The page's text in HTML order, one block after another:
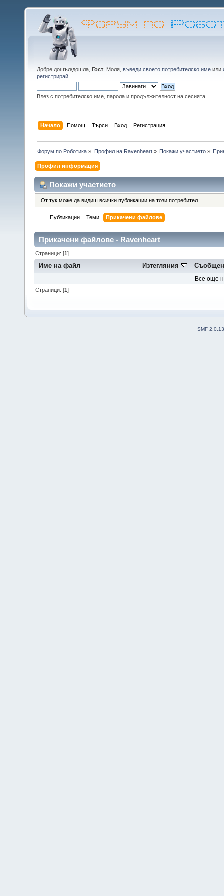
Добре дошъл/дошла, Гост . Моля, въведи своето потребителско име или
регистрирай
Влез с потребителско име, парола и продължителност на сесията
Начало Помощ Търси Вход Регистрация
Форум по Роботика » Профил на Ravenheart» Покажи участието»
Профил информация
Покажи участието
От тук може да видиш всички публикации на този потребител.
Публикации Теми Прикачени файлове
Прикачени файлове - Ravenheart
Страници: [1]
Име на файл Изтегляния
Все още
Страници: [1]
SMF 2.0.13